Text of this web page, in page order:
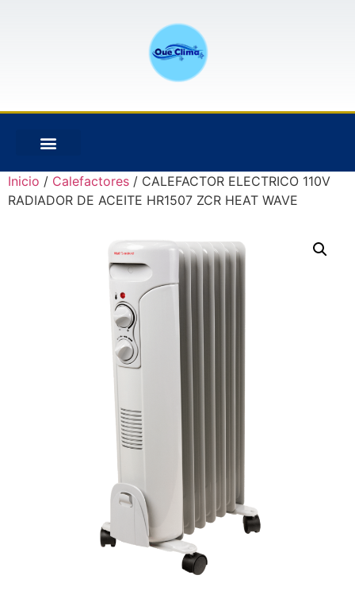
Inicio / Calefactores / CALEFACTOR ELECTRICO 110V
RADIADOR DE ACEITE HR1507 ZCR HEAT WAVE